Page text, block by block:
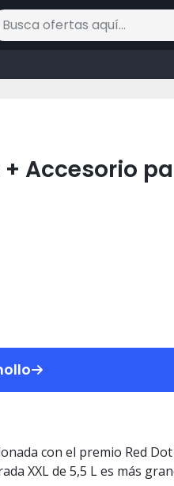
ofertas
+ Accesorio
con el premio Red
XXL de 5,5 L es más